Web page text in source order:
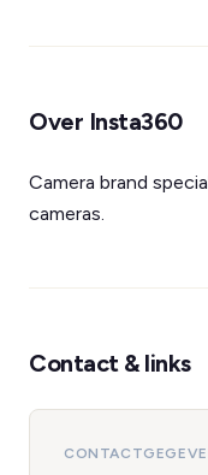
Over Insta360
Camera brand
cameras.
Contact & links